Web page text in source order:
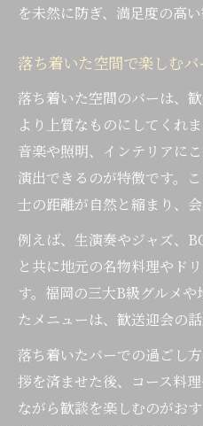
を未然に防ぎ、満足度の高
落ち着いた空間で楽しむ
落ち着いた空間のバーは、
より上質なものにしてくれ
音楽や照明、インテリアに
演出できるのが特徴です。
士の距離が自然と縮まり、会
例えば、生演奏やジャズ、
と共に地元の名物料理やド
す。福岡の三大B級グルメ
たメニューは、歓送迎会の
落ち着いたバーでの過ごし
拶を済ませた後、コース料
ながら歓談を楽しむのがお